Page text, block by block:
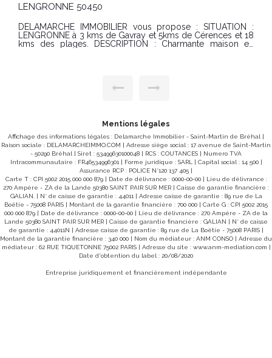
GAVRAY SUR SIENNE 50450
Maison sur sous-sol avec grand terrain de 16 764 m² dont
une parti constructible à proximité du bourg de Gavray
Située à proximité des commerces de Gavray, cette maison
Séjour-salon spacieux avec accès direct à la terrasse Trois
hectare, avec une partie constructible. Sous-sol complet
offrant de nombreuses possibilités de stockage et
d'aménagement Maison à quelques minutes des
commodités, bien entretenue, habitable de suite avec
quelques possibilités de mise au goût du jour CLASSE
ENERGIE : F (312) - CLASSE CLIMAT : F (79) Montant estimé
des dépenses annuelles d'énergie pour un usage standard :
2 819 € et 3 815 €. Date de référence des prix de l'énergie
utilisés pour établir cette estimation : 2021-2022-2023.
logement à consommation excessive Les informations sur
les risques auxquels ce bien est exposé sont disponibles
sur le site Géorisques : www.georisques.gouv.fr
CONDITIONS : Prix : 273 000 € Honoraires charge vendeur.
REF 9737SRSR Pour visiter contacter l'agence Delamarche
Immobilier Gavray -Simon Regnault au 06 14 87 59 85.
Mentions légales
Affichage des informations légales : Delamarche Immobilier - Saint-Martin de Bréhal |
Raison sociale : DELAMARCHEIMMO.COM | Adresse siège social : 17 avenue de Saint-Martin
- 50290 Bréhal | Siret : 53499630100048 | RCS : COUTANCES | Numero TVA
Intracommunautaire : FR46534996301 | Forme juridique : SARL | Capital social : 14 500 |
Assurance RCP : POLICE N°120 137 405 |
Carte T : CPI 5002 2015 000 000 879 | Date de délivrance : 0000-00-00 | Lieu de délivrance :
270 Ampère - ZA de la Lande 50380 SAINT PAIR SUR MER | Caisse de garantie financière :
GALIAN. | N° de caisse de garantie : 44011 | Adresse caisse de garantie : 89 rue de La
Boëtie - 75008 PARIS | Montant de la garantie financière : 700 000 | Carte G : CPI 5002 2015
000 000 879 | Date de délivrance : 0000-00-00 | Lieu de délivrance : 270 Ampère - ZA de la
Lande 50380 SAINT PAIR SUR MER | Caisse de garantie financière : GALIAN | N° de caisse
de garantie : 44011N | Adresse caisse de garantie : 89 rue de La Boëtie - 75008 PARIS |
Montant de la garantie financière : 340 000 | Nom du médiateur : ANM CONSO | Adresse du
médiateur : 62 RUE TIQUETONNE 75002 PARIS | Adresse du site : www.anm-mediation.com |
Date d'obtention du label : 20/08/2020
Entreprise juridiquement et financièrement indépendante